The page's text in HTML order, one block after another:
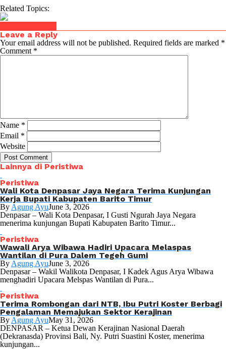
Related Topics:
Leave a Reply
Your email address will not be published. Required fields are marked *
Comment *
Name *
Email *
Website
Lainnya di Peristiwa
Peristiwa
Wali Kota Denpasar Jaya Negara Terima Kunjungan
Kerja Bupati Kabupaten Barito Timur
By Agung AyuJune 3, 2026
Denpasar – Wali Kota Denpasar, I Gusti Ngurah Jaya Negara
menerima kunjungan Bupati Kabupaten Barito Timur...
Peristiwa
Wawali Arya Wibawa Hadiri Upacara Melaspas
Wantilan di Pura Dalem Tegeh Gumi
By Agung AyuJune 3, 2026
Denpasar – Wakil Walikota Denpasar, I Kadek Agus Arya Wibawa
menghadiri Upacara Melspas Wantilan di Pura...
Peristiwa
Terima Rombongan dari NTB, Ibu Putri Koster Berbagi
Pengalaman Memajukan Sektor Kerajinan
By Agung AyuMay 31, 2026
DENPASAR – Ketua Dewan Kerajinan Nasional Daerah
(Dekranasda) Provinsi Bali, Ny. Putri Suastini Koster, menerima
kunjungan...